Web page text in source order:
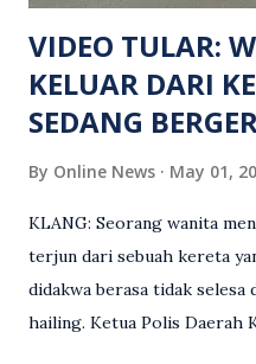
maklumat diminta t...
VIDEO TULAR:
KELUAR DARI
SEDANG
By Online News May 01,
KLANG: Seorang wanita
terjun dari sebuah kereta
didakwa berasa tidak selesa
hailing. Ketua Polis Daerah